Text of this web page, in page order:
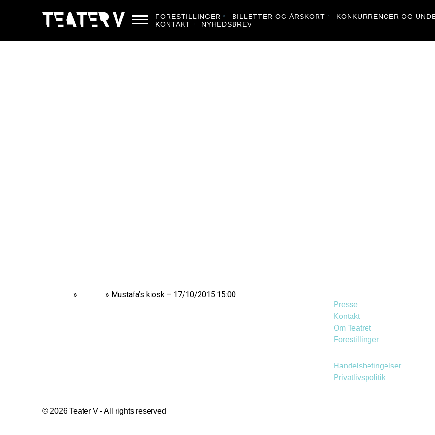
FORESTILLINGER BILLETTER OG ÅRSKORT KONKURRENCER OG
KONTAKT
NYHEDSBREV
» » Mustafa’s kiosk – 17/10/2015 15:00
Presse
Kontakt
Om Teatret
Forestillinger
Handelsbetingelser
Privatlivspolitik
© 2026 Teater V - All rights reserved!